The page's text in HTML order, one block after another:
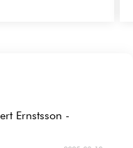
Ernstsson -